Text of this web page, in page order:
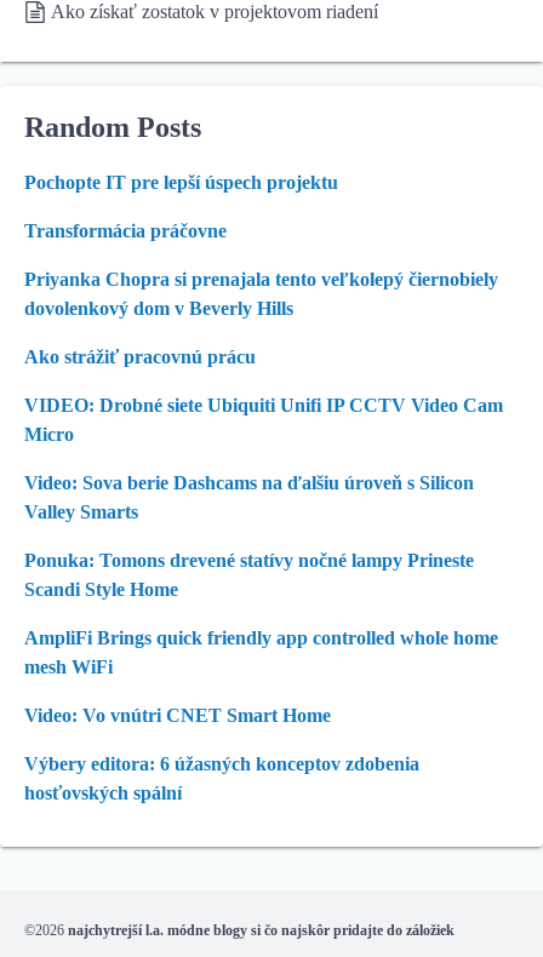
Ako získať zostatok v projektovom riadení
Random Posts
Pochopte IT pre lepší úspech projektu
Transformácia práčovne
Priyanka Chopra si prenajala tento veľkolepý čiernobiely
dovolenkový dom v Beverly Hills
Ako strážiť pracovnú prácu
VIDEO: Drobné siete Ubiquiti Unifi IP CCTV Video Cam
Micro
Video: Sova berie Dashcams na ďalšiu úroveň s Silicon
Valley Smarts
Ponuka: Tomons drevené statívy nočné lampy Prineste
Scandi Style Home
AmpliFi Brings quick friendly app controlled whole home
mesh WiFi
Video: Vo vnútri CNET Smart Home
Výbery editora: 6 úžasných konceptov zdobenia
hosťovských spální
©2026 najchytrejší l.a. módne blogy si čo najskôr pridajte do záložiek